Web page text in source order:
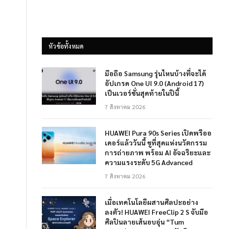
หัวข้อทั้งหมด
มือถือ Samsung รุ่นไหนบ้างที่จะได้
อัปเกรด One UI 9.0 (Android 17)
เป็นเวอร์ชั่นสุดท้ายในปีนี้
7 สิงหาคม 2026
HUAWEI Pura 90s Series เปิดพรีออ
เดอร์แล้ววันนี้ ชูที่สุดแห่งนวัตกรรม
การถ่ายภาพ พร้อม AI อัจฉริยะและ
ความแรงระดับ 5G Advanced
7 สิงหาคม 2026
เมื่อเทคโนโลยีผสานศิลปะอย่าง
ลงตัว! HUAWEI FreeClip 2 S จับมือ
ศิลปินลายเส้นอบอุ่น “Tum